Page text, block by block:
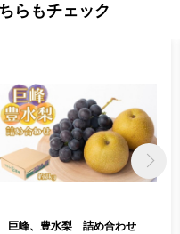
らもチェック
巨峰、豊水梨 詰め合わせ